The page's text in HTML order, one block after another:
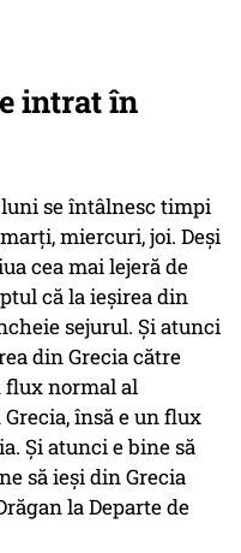
intrat în
se întâlnesc timpi
miercuri, joi. Deşi
cea mai lejeră de
că la ieşirea din
sejurul. Şi atunci
din Grecia către
flux normal al
însă e un flux
Şi atunci e bine să
să ieşi din Grecia
la Departe de